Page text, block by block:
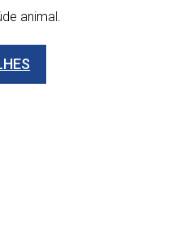
animal.